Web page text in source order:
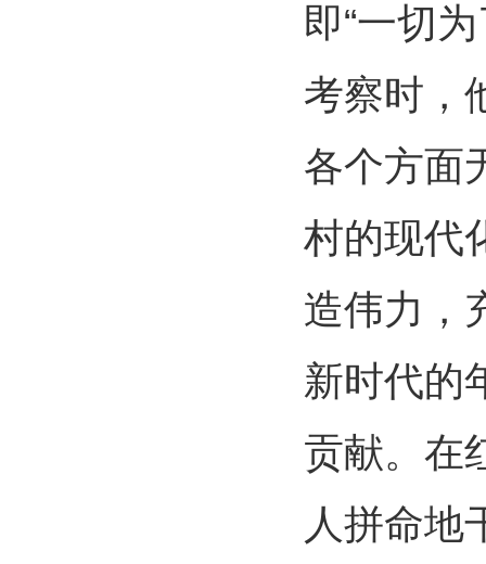
即“一切
考察时，
各个方面
村的现代
造伟力，
新时代的
贡献。在
人拼命地